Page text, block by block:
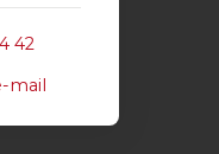
42
mail